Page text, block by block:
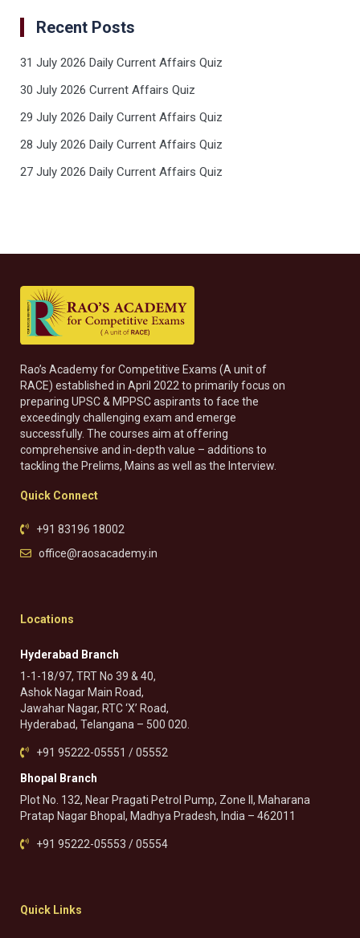
Recent Posts
31 July 2026 Daily Current Affairs Quiz
30 July 2026 Current Affairs Quiz
29 July 2026 Daily Current Affairs Quiz
28 July 2026 Daily Current Affairs Quiz
27 July 2026 Daily Current Affairs Quiz
Rao’s Academy for Competitive Exams (A unit of
RACE) established in April 2022 to primarily focus on
preparing UPSC & MPPSC aspirants to face the
exceedingly challenging exam and emerge
successfully. The courses aim at offering
comprehensive and in-depth value – additions to
tackling the Prelims, Mains as well as the Interview.
Quick Connect
+91 83196 18002
office@raosacademy.in
Locations
Hyderabad Branch
1-1-18/97, TRT No 39 & 40,
Ashok Nagar Main Road,
Jawahar Nagar, RTC ‘X’ Road,
Hyderabad, Telangana – 500 020.
+91 95222-05551 / 05552
Bhopal Branch
Plot No. 132, Near Pragati Petrol Pump, Zone II, Maharana
Pratap Nagar Bhopal, Madhya Pradesh, India – 462011
+91 95222-05553 / 05554
Quick Links